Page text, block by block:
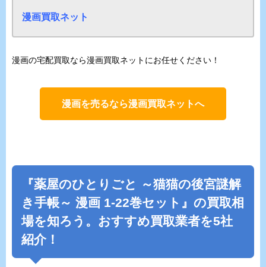
漫画買取ネット
漫画の宅配買取なら漫画買取ネットにお任せください！
漫画を売るなら漫画買取ネットへ
『薬屋のひとりごと ～猫猫の後宮謎解
き手帳～ 漫画 1-22巻セット』の買取相
場を知ろう。おすすめ買取業者を5社
紹介！